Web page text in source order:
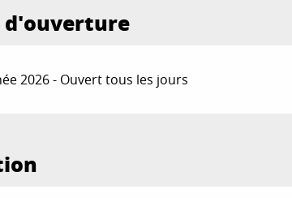
d'ouverture
2026 - Ouvert tous les jours